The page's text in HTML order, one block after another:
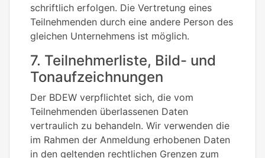
schriftlich erfolgen. Die Vertretung eines
Teilnehmenden durch eine andere Person des
gleichen Unternehmens ist möglich.
7. Teilnehmerliste, Bild- und
Tonaufzeichnungen
Der BDEW verpflichtet sich, die vom
Teilnehmenden überlassenen Daten
vertraulich zu behandeln. Wir verwenden die
im Rahmen der Anmeldung erhobenen Daten
in den geltenden rechtlichen Grenzen zum